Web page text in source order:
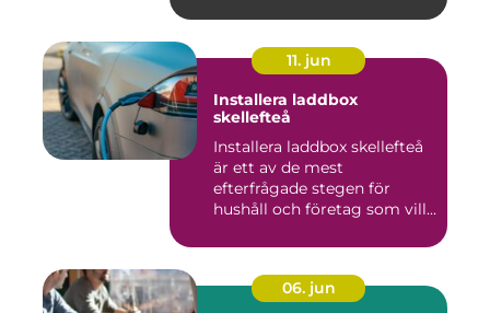
11. jun
Installera laddbox
skellefteå
Installera laddbox skellefteå
är ett av de mest
efterfrågade stegen för
hushåll och företag som vill...
06. jun